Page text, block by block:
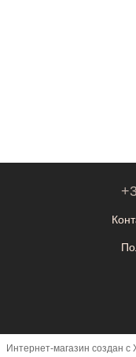
Интернет-магазин создан